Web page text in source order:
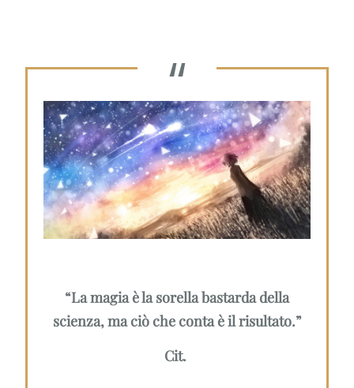
“La magia è la sorella bastarda della
scienza, ma ciò che conta è il risultato.”
Cit.